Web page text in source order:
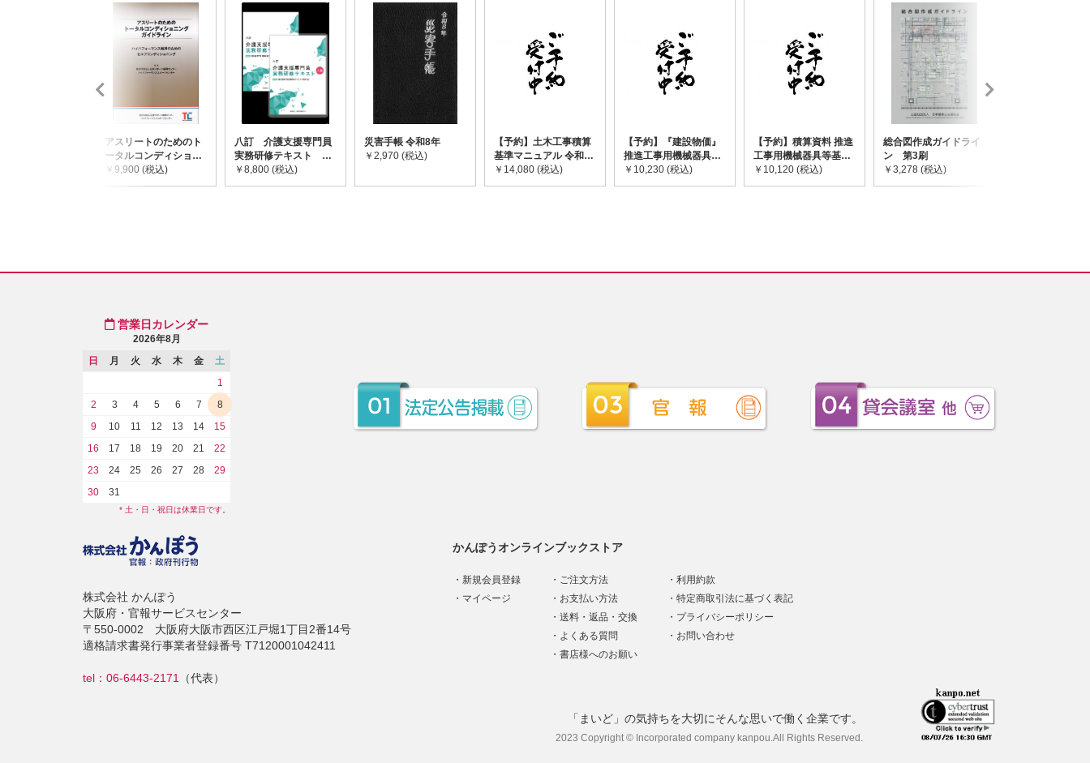
アスリートのためのト
ータルコンディショニ
ングガイドライン
￥9,900 (税込)
八訂 介護支援専門員
実務研修テキスト
(上・下巻/分売不可)
￥8,800 (税込)
災害手帳 令和8年
￥2,970 (税込)
【予約】土木工事積算
基準マニュアル 令和8
年度版 ※2026年8月
下旬発売予定
￥14,080 (税込)
【予約】『建設物価』
推進工事用機械器具等
基礎価格表 2026年度
版 ※2026/8/31発売予
￥10,230 (税込)
【予約】積算資料 推進
工事用機械器具等基礎
価格表 2026年度版
※2026/8/31発売予定
￥10,120 (税込)
総合図作成ガイドライ
ン 第3刷
￥3,278 (税込)
かんぽうオンラインブックストア
新規会員登録
マイページ
ご注文方法
お支払い方法
送料・返品・交換
よくある質問
書店様へのお願い
利用約款
特定商取引法に基づく表記
プライバシーポリシー
お問い合わせ
営業日カレンダー
2026年8月
日
月 火 水 木 金
土
1
2
3 4 5 6 7
8
9
10 11 12 13 14
15
16
17 18 19 20 21
22
23
24 25 26 27 28
29
30
31
* 土・日・祝日は休業日です。
株式会社 かんぽう
大阪府・官報サービスセンター
〒550-0002 大阪府大阪市西区江戸堀1丁目2番14号
適格請求書発行事業者登録番号 T7120001042411
tel：06-6443-2171 （代表）
「まいど」の気持ちを大切にそんな思いで働く企業です。
2023 Copyright © Incorporated company kanpou.All Rights Reserved.